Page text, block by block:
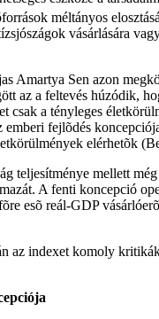
méltányos
vásárlására
Amartya Sen azon
az a feltevés húzódik,
csak a tényleges
fejlõdés
elérhetõk
teljesítménye mellett
A fenti koncepció
esõ reál-GDP
az indexet komoly